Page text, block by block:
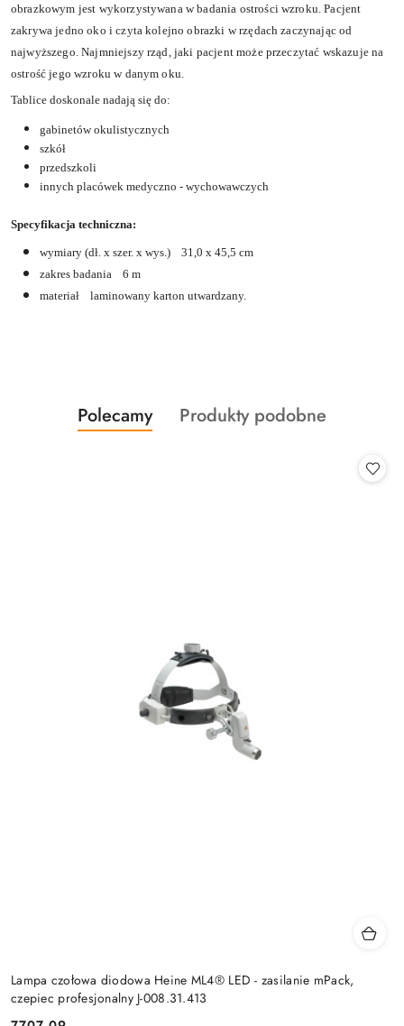
obrazkowym jest wykorzystywana w badania ostrości wzroku. Pacjent
zakrywa jedno oko i czyta kolejno obrazki w rzędach zaczynając od
najwyższego. Najmniejszy rząd, jaki pacjent może przeczytać wskazuje na
ostrość jego wzroku w danym oku.
Tablice doskonale nadają się do:
gabinetów okulistycznych
szkół
przedszkoli
innych placówek medyczno - wychowawczych
Specyfikacja techniczna:
wymiary (dł. x szer. x wys.) 31,0 x 45,5 cm
zakres badania 6 m
materiał laminowany karton utwardzany.
Pomiń karuzelę produktów
Produkty
o
Polecamy
Produkty
Produkty podobne
Lampa czołowa diodowa Heine ML4® LED - zasilanie mPack,
czepiec profesjonalny J-008.31.413